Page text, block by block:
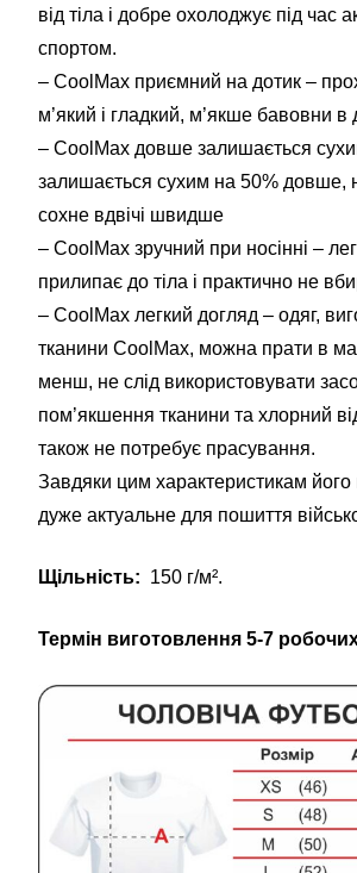
від тіла і добре охолоджує під час
спортом.
– CoolMax приємний на дотик –
м’який і гладкий, м’якше бавовни в
– CoolMax довше залишається
залишається сухим на 50% довше,
сохне вдвічі швидше
– CoolMax зручний при носінні –
прилипає до тіла і практично не
– CoolMax легкий догляд – одяг,
тканини CoolMax, можна прати в
менш, не слід використовувати
пом’якшення тканини та хлорний
також не потребує прасування.
Завдяки цим характеристикам його
дуже актуальне для пошиття
Щільність: 150 г/м².
Термін виготовлення 5-7